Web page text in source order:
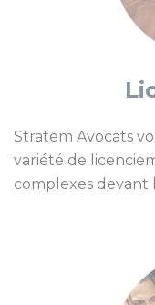
Stratem Avocats
variété de
complexes devant